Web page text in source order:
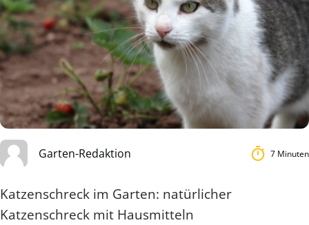
Garten-Redaktion 7 Minuten
Katzenschreck im Garten: natürlicher
Katzenschreck mit Hausmitteln